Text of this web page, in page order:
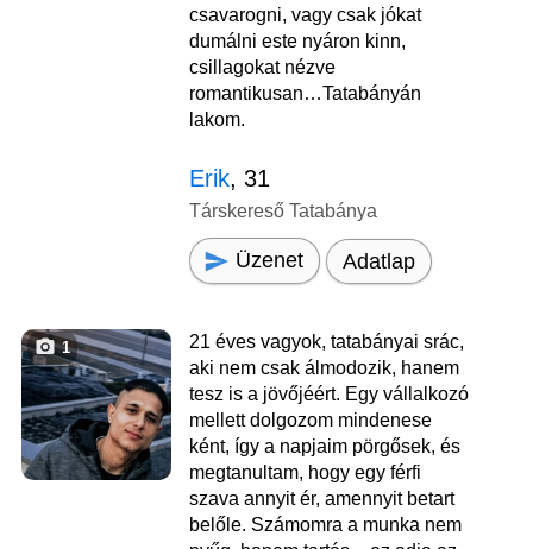
csavarogni, vagy csak jókat
dumálni este nyáron kinn,
csillagokat nézve
romantikusan…Tatabányán
lakom.
Erik, 31
Társkereső Tatabánya
Üzenet Adatlap
1
21 éves vagyok, tatabányai srác,
aki nem csak álmodozik, hanem
tesz is a jövőjéért. Egy vállalkozó
mellett dolgozom mindenese
ként, így a napjaim pörgősek, és
megtanultam, hogy egy férfi
szava annyit ér, amennyit betart
belőle. Számomra a munka nem